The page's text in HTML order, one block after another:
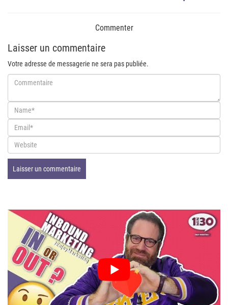
Commenter
Laisser un commentaire
Votre adresse de messagerie ne sera pas publiée.